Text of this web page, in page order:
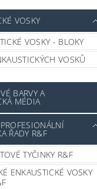
VOSKY
VOSKY - BLOKY
VOSKŮ
BARVY A
MÉDIA
ŘADY R&F
TYČINKY R&F
ENKAUSTICKÉ VOSKY